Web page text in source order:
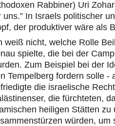
Rabbiner) Uri
uns.” In Israels politischer
der produktiver wäre als
weiß nicht, welche Rolle
spielte, die bei der
Zum Beispiel bei der
Tempelberg fordern solle -
die israelische
die fürchteten,
heiligen Stätten zu
würden,